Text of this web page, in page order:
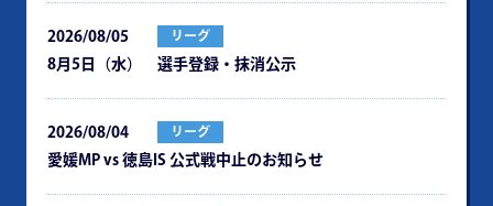
2026/08/05 リーグ
8月5日（水） 選手登録・抹消公示
2026/08/04 リーグ
愛媛MP vs 徳島IS 公式戦中⽌のお知らせ